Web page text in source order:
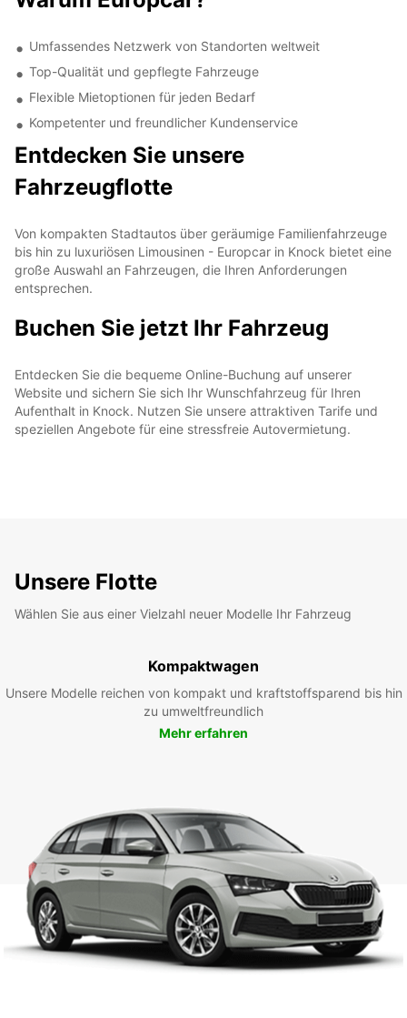
Umfassendes Netzwerk von Standorten weltweit
Top-Qualität und gepflegte Fahrzeuge
Flexible Mietoptionen für jeden Bedarf
Kompetenter und freundlicher Kundenservice
Entdecken Sie unsere
Fahrzeugflotte
Von kompakten Stadtautos über geräumige Familienfahrzeuge
bis hin zu luxuriösen Limousinen - Europcar in Knock bietet eine
große Auswahl an Fahrzeugen, die Ihren Anforderungen
entsprechen.
Buchen Sie jetzt Ihr Fahrzeug
Entdecken Sie die bequeme Online-Buchung auf unserer
Website und sichern Sie sich Ihr Wunschfahrzeug für Ihren
Aufenthalt in Knock. Nutzen Sie unsere attraktiven Tarife und
speziellen Angebote für eine stressfreie Autovermietung.
Unsere Flotte
Wählen Sie aus einer Vielzahl neuer Modelle Ihr Fahrzeug
Kompaktwagen
Unsere Modelle reichen von kompakt und kraftstoffsparend bis hin
zu umweltfreundlich
Mehr erfahren